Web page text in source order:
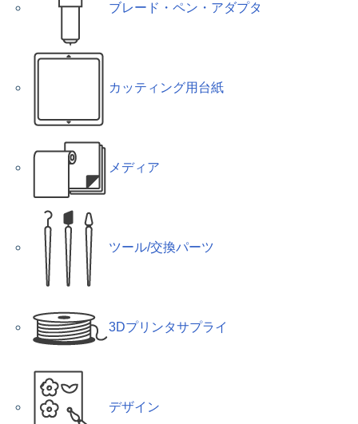
ブレード・ペン・アダプタ
カッティング用台紙
メディア
ツール/交換パーツ
3Dプリンタサプライ
デザイン